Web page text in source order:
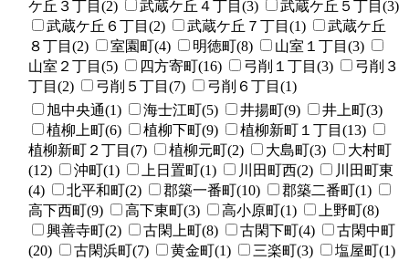
ケ丘３丁目(2)
武蔵ケ丘４丁目(3)
武蔵ケ丘５丁目(3)
武蔵ケ丘６丁目(2)
武蔵ケ丘７丁目(1)
武蔵ケ丘
８丁目(2)
室園町(4) 明徳町(8)
山室１丁目(3)
山室２丁目(5)
四方寄町(16) 弓削１丁目(3)
弓削３
丁目(2)
弓削５丁目(7) 弓削６丁目(1)
旭中央通(1) 海士江町(5) 井揚町(9)
井上町(3)
植柳上町(6)
植柳下町(9)
植柳新町１丁目(13)
植柳新町２丁目(7)
植柳元町(2) 大島町(3)
大村町
(12)
沖町(1) 上日置町(1) 川田町西(2)
川田町東
(4)
北平和町(2) 郡築一番町(10)
郡築二番町(1)
高下西町(9)
高下東町(3) 高小原町(1)
上野町(8)
興善寺町(2)
古閑上町(8) 古閑下町(4)
古閑中町
(20)
古閑浜町(7) 黄金町(1) 三楽町(3)
塩屋町(1)